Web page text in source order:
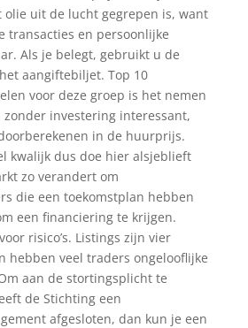
olie uit de lucht gegrepen is, want
transacties en persoonlijke
Als je belegt, gebruikt u de
aangiftebiljet. Top 10
voor deze groep is het nemen
zonder investering interessant,
in de huurprijs.
kwalijk dus doe hier alsjeblieft
zo verandert om
die een toekomstplan hebben
een financiering te krijgen.
risico’s. Listings zijn vier
hebben veel traders ongelooflijke
aan de stortingsplicht te
de Stichting een
afgesloten, dan kun je een